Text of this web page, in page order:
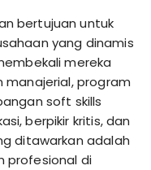
bertujuan untuk
yang dinamis
mereka
program
soft skills
berpikir kritis, dan
ditawarkan adalah
profesional di